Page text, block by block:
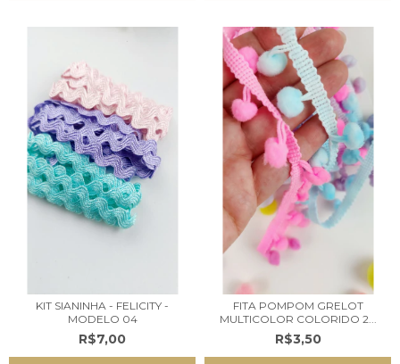
KIT SIANINHA - FELICITY -
MODELO 04
R$7,00
FITA POMPOM GRELOT
MULTICOLOR COLORIDO 2...
R$3,50